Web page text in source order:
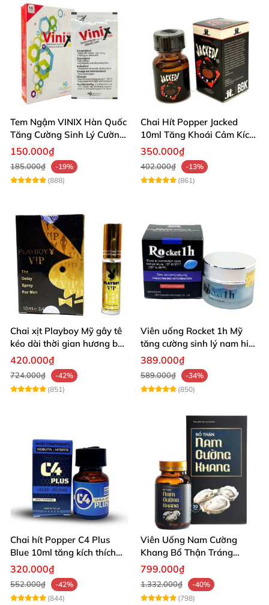
Tem Ngậm VINIX Hàn Quốc
Tăng Cường Sinh Lý Cường
Dương
150.000₫
185.000₫
-19%
(888)
Chai Hít Popper Jacked
10ml Tăng Khoái Cảm Kích
Thích Mạnh
350.000₫
402.000₫
-13%
(861)
Chai xịt Playboy Mỹ gây tê
kéo dài thời gian hương bạc
hà
420.000₫
724.000₫
-42%
(851)
Viên uống Rocket 1h Mỹ
tăng cường sinh lý nam hiệu
quả
389.000₫
589.000₫
-34%
(850)
Chai hít Popper C4 Plus
Blue 10ml tăng kích thích
quan hệ mạnh mẽ
320.000₫
552.000₫
-42%
(844)
Viên Uống Nam Cường
Khang Bổ Thận Tráng
Dương Kéo Dài Thời Gian
799.000₫
1.332.000₫
-40%
(798)